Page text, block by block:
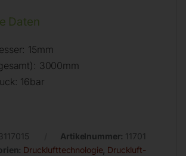
Daten
15mm
3000mm
16bar
Artikelnummer: 11701
Drucklufttechnologie Druckluft-